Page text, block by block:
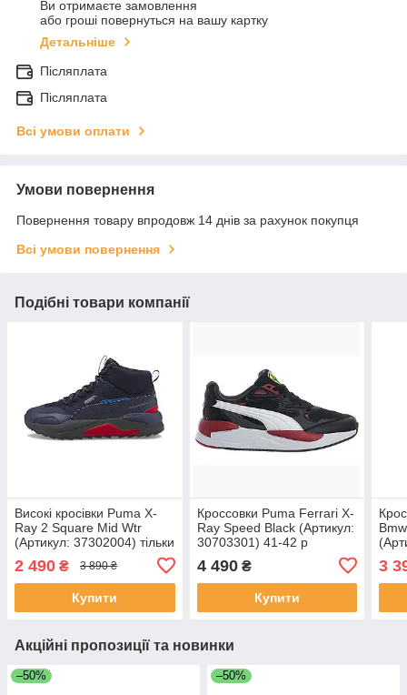
Ви отримаєте замовлення
або гроші повернуться на вашу картку
Детальніше
Післяплата
Післяплата
Всі умови оплати
Умови повернення
Повернення товару впродовж 14 днів за рахунок покупця
Всі умови повернення
Подібні товари компанії
Високі кросівки Puma X-
Ray 2 Square Mid Wtr
(Артикул: 37302004) тільки
2 490 ₴ 3 890 ₴
Купити
Кроссовки Puma Ferrari X-
Ray Speed Black (Артикул:
30703301) 41-42 р
4 490₴
Купити
3
Акційні пропозиції та новинки
–50% –50%